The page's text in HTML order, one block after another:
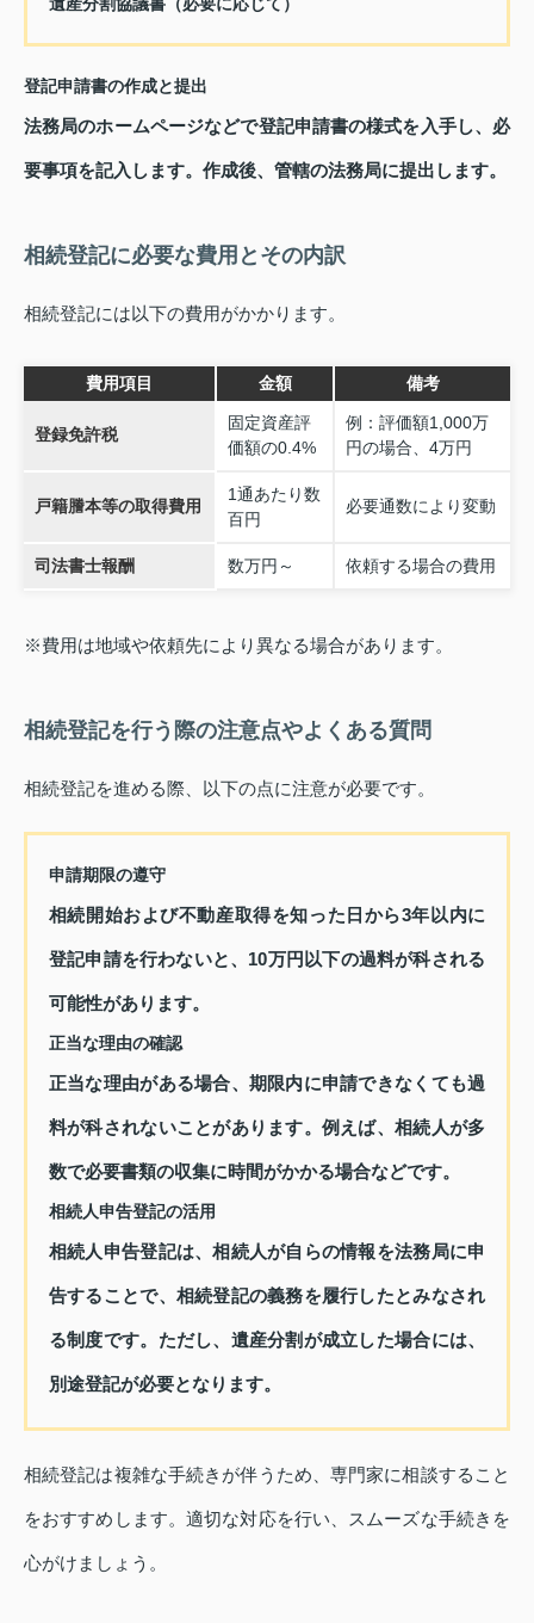
登記申請書の作成と提出
法務局のホームページなどで登記申請書の様式を入手し、必
要事項を記入します。作成後、管轄の法務局に提出します。
相続登記に必要な費用とその内訳
相続登記には以下の費用がかかります。
費用項目 金額 備考
登録免許税
固定資産評
価額の0.4%
例：評価額1,000万
円の場合、4万円
戸籍謄本等の取得費用
1通あたり数
百円
必要通数により変動
司法書士報酬 数万円～ 依頼する場合の費用
※費用は地域や依頼先により異なる場合があります。
相続登記を行う際の注意点やよくある質問
相続登記を進める際、以下の点に注意が必要です。
申請期限の遵守
相続開始および不動産取得を知った日から3年以内に
登記申請を行わないと、10万円以下の過料が科される
可能性があります。
正当な理由の確認
正当な理由がある場合、期限内に申請できなくても過
料が科されないことがあります。例えば、相続人が多
数で必要書類の収集に時間がかかる場合などです。
相続人申告登記の活用
相続人申告登記は、相続人が自らの情報を法務局に申
告することで、相続登記の義務を履行したとみなされ
る制度です。ただし、遺産分割が成立した場合には、
別途登記が必要となります。
相続登記は複雑な手続きが伴うため、専門家に相談すること
をおすすめします。適切な対応を行い、スムーズな手続きを
心がけましょう。